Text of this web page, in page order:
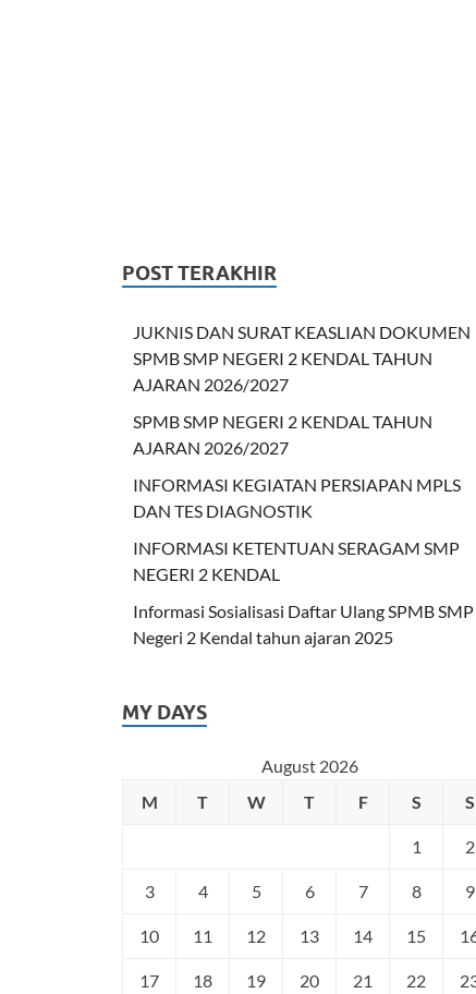
POST TERAKHIR
JUKNIS DAN SURAT KEASLIAN DOKUMEN
SPMB SMP NEGERI 2 KENDAL TAHUN
AJARAN 2026/2027
SPMB SMP NEGERI 2 KENDAL TAHUN
AJARAN 2026/2027
INFORMASI KEGIATAN PERSIAPAN MPLS
DAN TES DIAGNOSTIK
INFORMASI KETENTUAN SERAGAM SMP
NEGERI 2 KENDAL
Informasi Sosialisasi Daftar Ulang SPMB SMP
Negeri 2 Kendal tahun ajaran 2025
MY DAYS
August 2026
M
T W T F S S
1 2
3 4 5 6 7 8 9
10 11 12 13 14 15
17 18 19 20 21 22